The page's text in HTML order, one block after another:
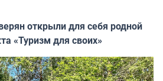
открыли для себя родной
«Туризм для своих»